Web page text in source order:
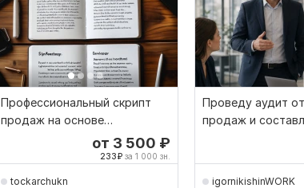
Профессиональный скрипт
продаж на основе
методологии СПИНот 3 500 ₽
233₽ за 1 000 зн.
tockarchukn
Проведу аудит
продаж и
igornikishinWORK